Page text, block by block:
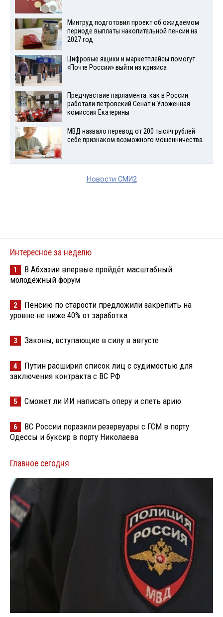
Минтруд подготовил проект об ожидаемом
периоде выплаты накопительной пенсии на
2027 год
Цифровые ящики и маркетплейсы помогут
«Почте России» выйти из кризиса
Предчувствие парламента: как в России
работали петровский Сенат и Уложенная
комиссия Екатерины
МВД назвало перевод от 200 тысяч рублей
себе признаком возможного мошенничества
Новости СМИ2
Интересное за неделю
1
В Абхазии впервые пройдёт масштабный
молодёжный форум
2
Пенсию по старости предложили закрепить на
уровне не ниже 40% от заработка
3 Законы, вступающие в силу в августе
4
Путин расширил список лиц с судимостью для
заключения контракта с ВС РФ
5 Сможет ли ИИ написать оперу и спеть арию
6
ВС России поразили резервуары с ГСМ в порту
Одессы и буксир в порту Николаева
Главное сегодня